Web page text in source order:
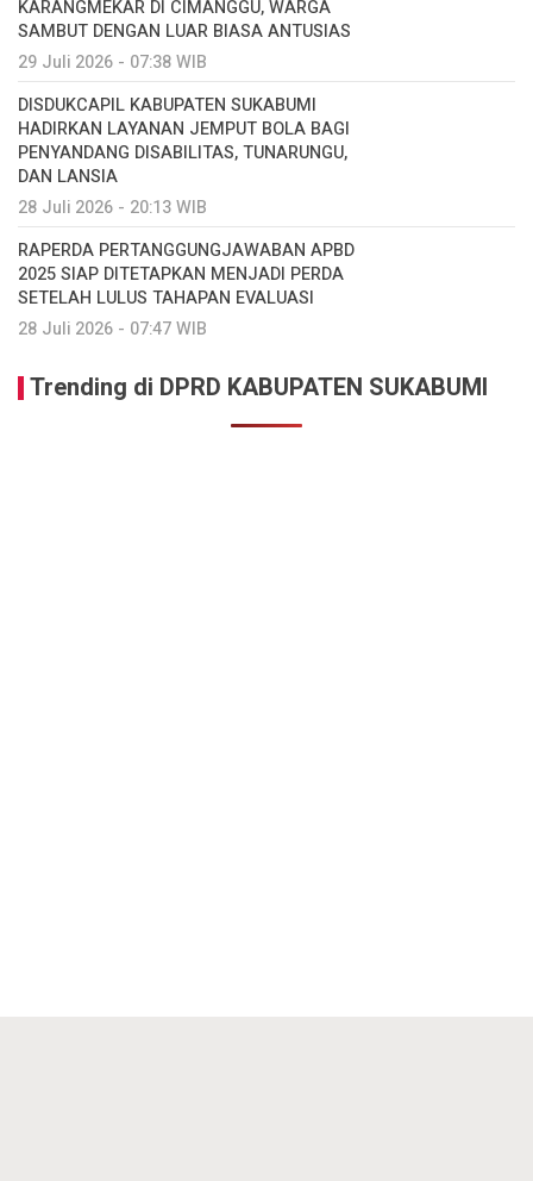
KARANGMEKAR DI CIMANGGU, WARGA
SAMBUT DENGAN LUAR BIASA ANTUSIAS
29 Juli 2026 - 07:38 WIB
DISDUKCAPIL KABUPATEN SUKABUMI
HADIRKAN LAYANAN JEMPUT BOLA BAGI
PENYANDANG DISABILITAS, TUNARUNGU,
DAN LANSIA
28 Juli 2026 - 20:13 WIB
RAPERDA PERTANGGUNGJAWABAN APBD
2025 SIAP DITETAPKAN MENJADI PERDA
SETELAH LULUS TAHAPAN EVALUASI
28 Juli 2026 - 07:47 WIB
Trending di DPRD KABUPATEN SUKABUMI